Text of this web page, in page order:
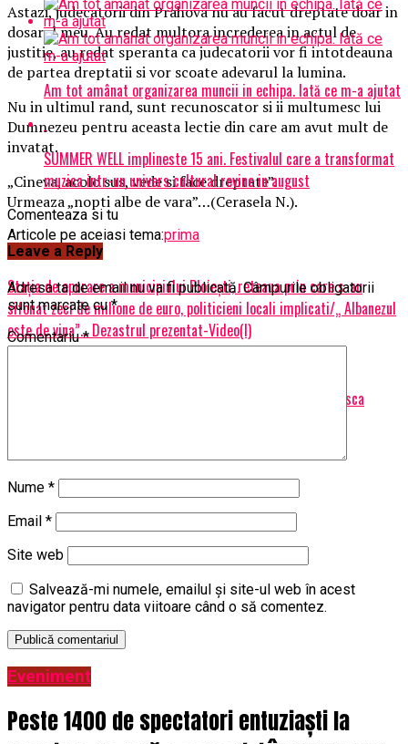
Astazi, judecatorii din Prahova nu au facut dreptate doar in
dosarul meu. Au redat multora increderea in actul de
justitie, au redat speranta ca judecatorii vor fi intotdeauna
de partea dreptatii si vor scoate adevarul la lumina.
Nu in ultimul rand, sunt recunoscator si ii multumesc lui
Dumnezeu pentru aceasta lectie din care am avut mult de
invatat.
„Cineva, acolo sus, vede si face dreptate”.
Urmeaza „nopti albe de vara”…(Cerasela N.).
Articole pe aceiasi tema:prima
Urmatorul
Staţia de epurare a municipiului Ploiești, reteaua prin care s-au
sifonat zeci de milione de euro, politicieni locali implicati/„ Albanezul
este de vina”… Dezastrul prezentat-Video(I)
„Portocala” va incepe atacul media prin „oamenii” sai din gasca
Am tot amânat organizarea muncii in echipa. Iată ce m-a ajutat
SUMMER WELL implineste 15 ani. Festivalul care a transformat
muzica intr-un univers cultural revine in august
Comenteaza si tu
Leave a Reply
Adresa ta de email nu va fi publicată. Câmpurile obligatorii
sunt marcate cu*
Comentariu*
Nume *
Email *
Site web
Salvează-mi numele, emailul și site-ul web în acest
navigator pentru data viitoare când o să comentez.
Eveniment
Peste 1400 de spectatori entuziaști la